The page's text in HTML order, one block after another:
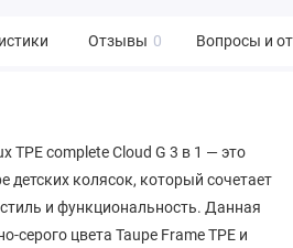
Отзывы 0 Вопросы и
TPE complete Cloud G 3 в 1 — это
детских колясок, который сочетает
и функциональность. Данная
серого цвета Taupe Frame TPE и